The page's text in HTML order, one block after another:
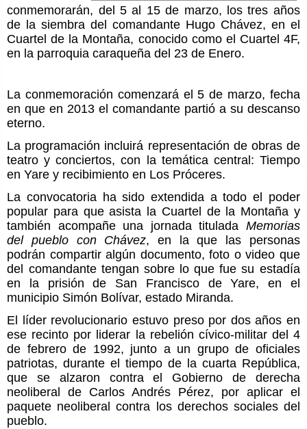
conmemorarán, del 5 al 15 de marzo, los tres años
de la siembra del comandante Hugo Chávez, en el
Cuartel de la Montaña, conocido como el Cuartel 4F,
en la parroquia caraqueña del 23 de Enero.
La conmemoración comenzará el 5 de marzo, fecha
en que en 2013 el comandante partió a su descanso
eterno.
La programación incluirá representación de obras de
teatro y conciertos, con la temática central: Tiempo
en Yare y recibimiento en Los Próceres.
La convocatoria ha sido extendida a todo el poder
popular para que asista la Cuartel de la Montaña y
también acompañe una jornada titulada Memorias
del pueblo con Chávez, en la que las personas
podrán compartir algún documento, foto o video que
del comandante tengan sobre lo que fue su estadía
en la prisión de San Francisco de Yare, en el
municipio Simón Bolívar, estado Miranda.
El líder revolucionario estuvo preso por dos años en
ese recinto por liderar la rebelión cívico-militar del 4
de febrero de 1992, junto a un grupo de oficiales
patriotas, durante el tiempo de la cuarta República,
que se alzaron contra el Gobierno de derecha
neoliberal de Carlos Andrés Pérez, por aplicar el
paquete neoliberal contra los derechos sociales del
pueblo.